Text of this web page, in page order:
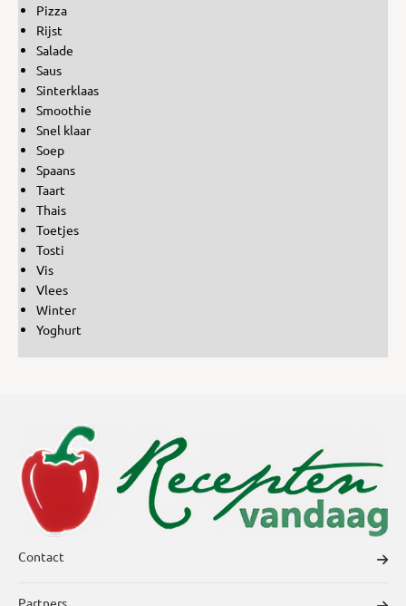
Pizza
Rijst
Salade
Saus
Sinterklaas
Smoothie
Snel klaar
Soep
Spaans
Taart
Thais
Toetjes
Tosti
Vis
Vlees
Winter
Yoghurt
Contact